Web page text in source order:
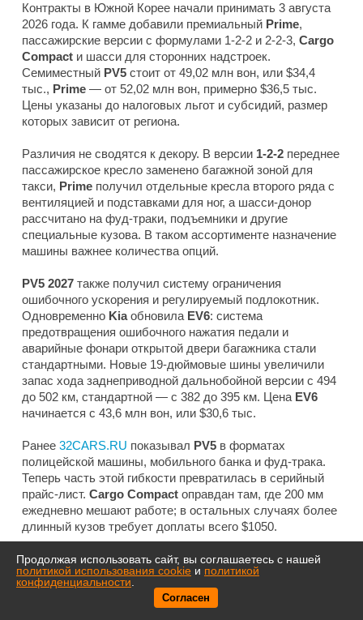
Контракты в Южной Корее начали принимать 3 августа
2026 года. К гамме добавили премиальный Prime,
пассажирские версии с формулами 1-2-2 и 2-2-3, Cargo
Compact и шасси для сторонних надстроек.
Семиместный PV5 стоит от 49,02 млн вон, или $34,4
тыс., Prime — от 52,02 млн вон, примерно $36,5 тыс.
Цены указаны до налоговых льгот и субсидий, размер
которых зависит от региона.
Различия не сводятся к декору. В версии 1-2-2 переднее
пассажирское кресло заменено багажной зоной для
такси, Prime получил отдельные кресла второго ряда с
вентиляцией и подставками для ног, а шасси-донор
рассчитано на фуд-траки, подъемники и другие
специальные кузова. В таком ассортименте назначение
машины важнее количества опций.
PV5 2027 также получил систему ограничения
ошибочного ускорения и регулируемый подлокотник.
Одновременно Kiaобновила EV6: система
предотвращения ошибочного нажатия педали и
аварийные фонари открытой двери багажника стали
стандартными. Новые 19-дюймовые шины увеличили
запас хода заднеприводной дальнобойной версии с 494
до 502 км, стандартной — с 382 до 395 км. Цена EV6
начинается с 43,6 млн вон, или $30,6 тыс.
Ранее 32CARS.RU показывал PV5 в форматах
полицейской машины, мобильного банка и фуд-трака.
Теперь часть этой гибкости превратилась в серийный
прайс-лист. Cargo Compact оправдан там, где 200 мм
ежедневно мешают работе; в остальных случаях более
длинный кузов требует доплаты всего $1050.
Продолжая использовать сайт, вы соглашаетесь с нашей
политикой использования cookie и политикой
конфиденциальности
Согласен